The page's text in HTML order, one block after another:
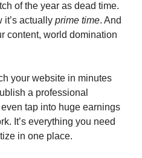
of the year as dead time.
it’s actually prime time. And
content, world domination
your website in minutes
a professional
tap into huge earnings
It’s everything you need
in one place.